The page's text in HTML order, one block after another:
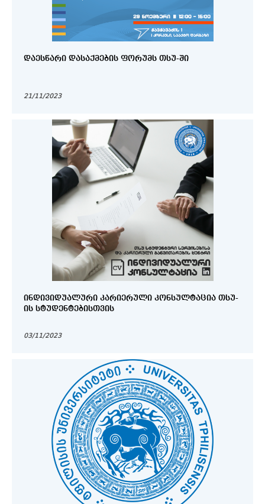
ᲓᲐᲔᲡᲬᲐᲠᲘ ᲓᲐᲡᲐᲥᲛᲔᲑᲘᲡ ᲤᲝᲠᲣᲛᲡ ᲗᲡᲣ-ᲨᲘ
21/11/2023
ᲘᲜᲓᲘᲕᲘᲓᲣᲐᲚᲣᲠᲘ ᲙᲐᲠᲘᲔᲠᲣᲚᲘ ᲙᲝᲜᲡᲣᲚᲢᲐᲪᲘᲐ ᲗᲡᲣ-
ᲘᲡ ᲡᲢᲣᲓᲔᲜᲢᲔᲑᲘᲡᲗᲕᲘᲡ
03/11/2023